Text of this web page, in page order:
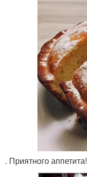
. Приятного аппетита!